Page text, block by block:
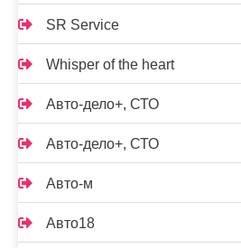
SR Service
Whisper of the heart
Авто-дело+, СТО
Авто-дело+, СТО
Авто-м
Авто18